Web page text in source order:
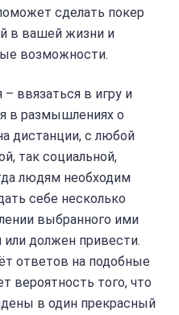
сделать покер
в вашей жизни и
возможности.
ввязаться в игру и
в размышлениях о
дистанции, с любой
так социальной,
людям необходим
себе несколько
выбранного ими
или должен привести.
ответов на подобные
вероятность того, что
в один прекрасный